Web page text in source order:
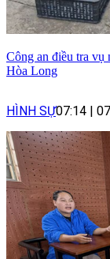
Công an điều tra vụ
Hòa Long
HÌNH SỰ07:14 |